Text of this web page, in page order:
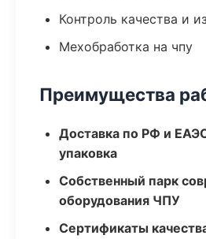
Контроль качества и
Мехобработка на чпу
Преимущества
Доставка по РФ и
упаковка
Собственный парк
оборудования ЧПУ
Сертификаты